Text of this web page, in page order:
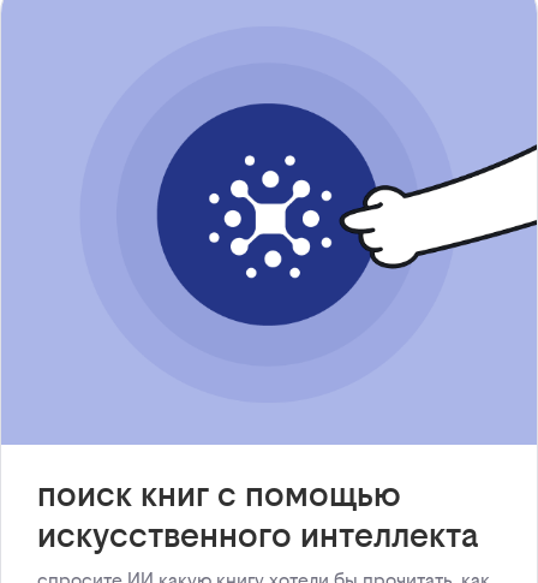
поиск книг с помощью
искусственного интеллекта